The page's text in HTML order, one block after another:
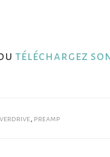
téléchargez
, preamp